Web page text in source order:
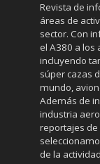
Revista de
áreas de
sector. Con
el A380 a los
incluyendo
súper cazas
mundo,
Además de
industria
reportajes
de la